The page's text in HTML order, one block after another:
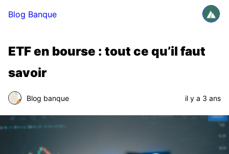
Blog Banque
ETF en bourse : tout ce qu’il faut
savoir
Blog banque il y a 3 ans